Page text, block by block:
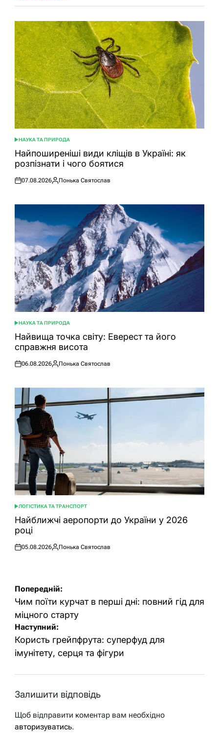
ОПУБЛІКУВАТИ
У
НАУКА ТА ПРИРОДА
Найпоширеніші види кліщів в Україні: як
розпізнати і чого боятися
Оприлюднено
07.08.2026
Опубліковано
Понька Святослав
ОПУБЛІКУВАТИ
У
НАУКА ТА ПРИРОДА
Найвища точка світу: Еверест та його
справжня висота
Оприлюднено
06.08.2026
Опубліковано
Понька Святослав
ОПУБЛІКУВАТИ
У
ЛОГІСТИКА ТА ТРАНСПОРТ
Найближчі аеропорти до України у 2026
році
Оприлюднено
05.08.2026
Опубліковано
Понька Святослав
Навігація
записів
Попередній:
Чим поїти курчат в перші дні: повний гід для
міцного старту
Наступний:
Користь грейпфрута: суперфуд для
імунітету, серця та фігури
Залишити відповідь
Щоб відправити коментар вам необхідно
авторизуватись.